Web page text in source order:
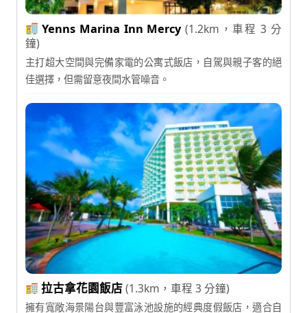
Yenns Marina Inn Mercy (1.2km，車程 3 分
鐘)
主打超大空間與完備家電的公寓式飯店，自駕與親子客的絕
佳選擇，但需留意夜間水管噪音。
拉古拿花園飯店(1.3km，車程 3 分鐘)
擁有寬敞海景陽台與豐富泳池設施的經典度假飯店，適合自